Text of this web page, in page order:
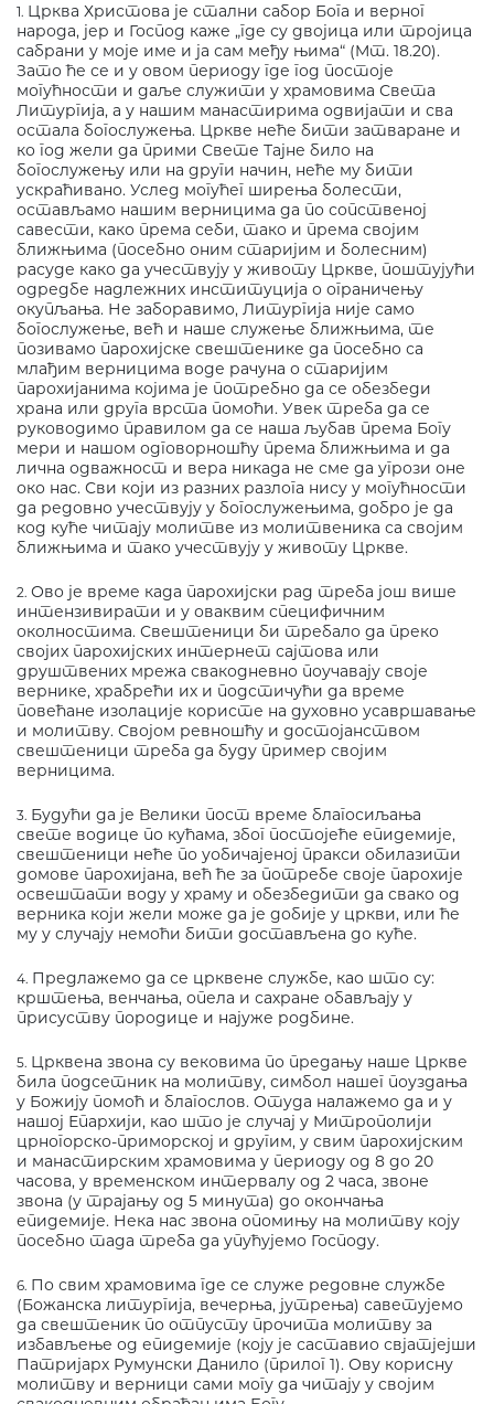
1. Црква Христова је стални сабор Бога и верног
народа, јер и Господ каже „где су двојица или тројица
сабрани у моје име и ја сам међу њима“ (Mт. 18.20).
Зато ће се и у овом периоду где год постоје
могућности и даље служити у храмовима Света
Литургија, а у нашим манастирима одвијати и сва
остала богослужења. Цркве неће бити затваране и
ко год жели да прими Свете Тајне било на
богослужењу или на други начин, неће му бити
ускраћивано. Услед могућег ширења болести,
остављамо нашим верницима да по сопственој
савести, како према себи, тако и према својим
ближњима (посебно оним старијим и болесним)
расуде како да учествују у животу Цркве, поштујући
одредбе надлежних институција о ограничењу
окупљања. Не заборавимо, Литургија није само
богослужење, већ и наше служење ближњима, те
позивамо парохијске свештенике да посебно са
млађим верницима воде рачуна о старијим
парохијанима којима је потребно да се обезбеди
храна или друга врста помоћи. Увек треба да се
руководимо правилом да се наша љубав према Богу
мери и нашом одговорношћу према ближњима и да
лична одважност и вера никада не сме да угрози оне
око нас. Сви који из разних разлога нису у могућности
да редовно учествују у богослужењима, добро је да
код куће читају молитве из молитвеника са својим
ближњима и тако учествују у животу Цркве.
2. Ово је време када парохијски рад треба још више
интензивирати и у оваквим специфичним
околностима. Свештеници би требало да преко
својих парохијских интернет сајтова или
друштвених мрежа свакодневно поучавају своје
вернике, храбрећи их и подстичући да време
повећане изолације користе на духовно усавршавање
и молитву. Својом ревношћу и достојанством
свештеници треба да буду пример својим
верницима.
3. Будући да је Велики пост време благосиљања
свете водице по кућама, због постојеће епидемије,
свештеници неће по уобичајеној пракси обилазити
домове парохијана, већ ће за потребе своје парохије
освештати воду у храму и обезбедити да свако од
верника који жели може да је добије у цркви, или ће
му у случају немоћи бити достављена до куће.
4. Предлажемо да се црквене службе, као што су:
крштења, венчања, опела и сахране обављају у
присуству породице и најуже родбине.
5. Црквена звона су вековима по предању наше Цркве
била подсетник на молитву, симбол нашег поуздања
у Божију помоћ и благослов. Отуда налажемо да и у
нашој Епархији, као што је случај у Митрополији
црногорско-приморској и другим, у свим парохијским
и манастирским храмовима у периоду од 8 до 20
часова, у временском интервалу од 2 часа, звоне
звона (у трајању од 5 минута) до окончања
епидемије. Нека нас звона опомињу на молитву коју
посебно тада треба да упућујемо Господу.
6. По свим храмовима где се служе редовне службе
(Божанска литургија, вечерња, јутрења) саветујемо
да свештеник по отпусту прочита молитву за
избављење од епидемије (коју је саставио свјатјејши
Патријарх Румунски Данило (прилог 1). Ову корисну
молитву и верници сами могу да читају у својим